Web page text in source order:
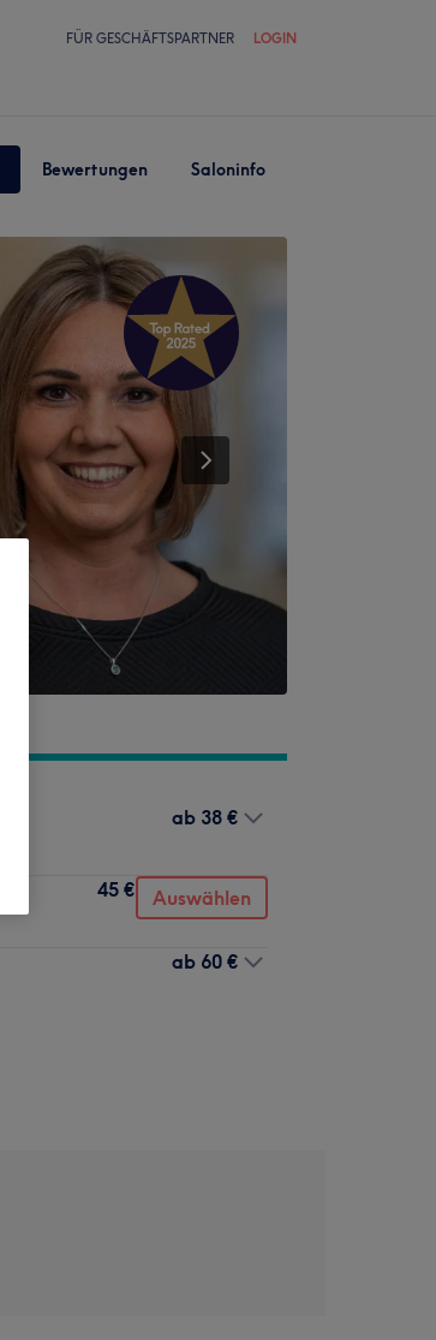
FÜR GESCHÄFTSPARTNER LOGIN
Bewertungen Saloninfo
ab 38 €
45 € Auswählen
ab 60 €